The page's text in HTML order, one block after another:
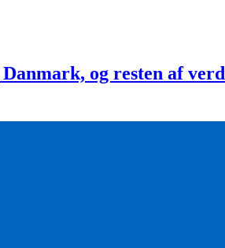
og resten af